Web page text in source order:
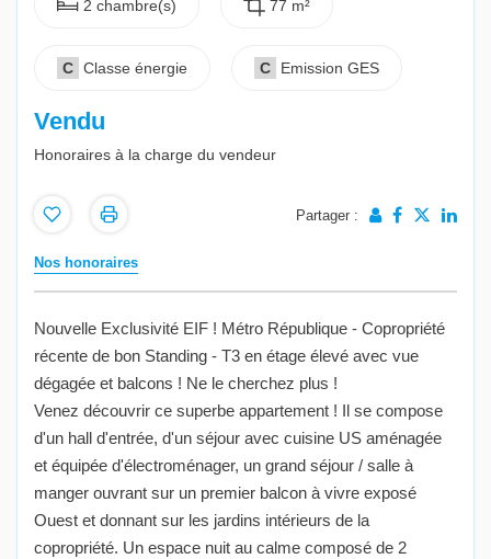
2 chambre(s) 77 m²
C Classe énergie C Emission GES
Vendu
Honoraires à la charge du vendeur
Partager :
Nos honoraires
Nouvelle Exclusivité EIF ! Métro République - Copropriété
récente de bon Standing - T3 en étage élevé avec vue
dégagée et balcons ! Ne le cherchez plus !
Venez découvrir ce superbe appartement ! Il se compose
d'un hall d'entrée, d'un séjour avec cuisine US aménagée
et équipée d'électroménager, un grand séjour / salle à
manger ouvrant sur un premier balcon à vivre exposé
Ouest et donnant sur les jardins intérieurs de la
copropriété. Un espace nuit au calme composé de 2